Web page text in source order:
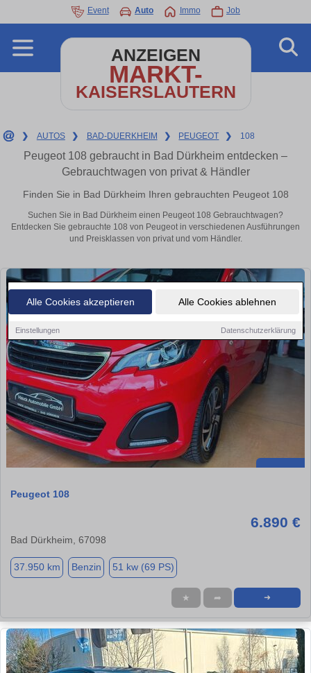
Alle Cookies akzeptieren Alle Cookies ablehnen
Einstellungen Datenschutzerklärung
Event Auto Immo Job
ANZEIGEN
MARKT-
KAISERSLAUTERN
❯ AUTOS ❯ BAD-DUERKHEIM ❯ PEUGEOT ❯ 108
Peugeot 108 gebraucht in Bad Dürkheim entdecken –
Gebrauchtwagen von privat & Händler
Finden Sie in Bad Dürkheim Ihren gebrauchten Peugeot 108
Suchen Sie in Bad Dürkheim einen Peugeot 108 Gebrauchtwagen?
Entdecken Sie gebrauchte 108 von Peugeot in verschiedenen Ausführungen
und Preisklassen von privat und vom Händler.
Peugeot 108
6.890 €
Bad Dürkheim, 67098
37.950 km Benzin 51 kw (69 PS)
★ ➦ ➜